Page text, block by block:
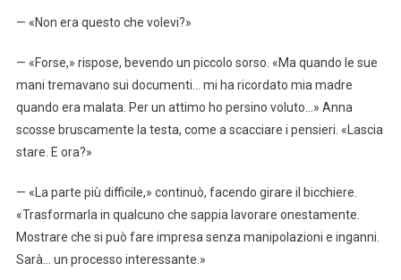
— «Non era questo che volevi?»
— «Forse,» rispose, bevendo un piccolo sorso. «Ma quando le sue
mani tremavano sui documenti… mi ha ricordato mia madre
quando era malata. Per un attimo ho persino voluto…» Anna
scosse bruscamente la testa, come a scacciare i pensieri. «Lascia
stare. E ora?»
— «La parte più difficile,» continuò, facendo girare il bicchiere.
«Trasformarla in qualcuno che sappia lavorare onestamente.
Mostrare che si può fare impresa senza manipolazioni e inganni.
Sarà… un processo interessante.»